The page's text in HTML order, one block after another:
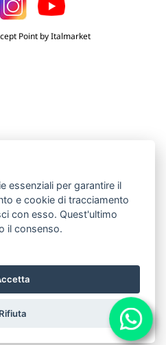
Point by Italmarket
essenziali per garantire il
e cookie di tracciamento
con esso. Quest'ultimo
il consenso.
Rifiuta